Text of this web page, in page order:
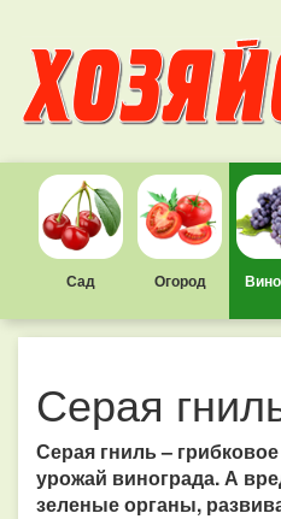
Сад Огород
Серая
Серая гниль –
урожай винограда. А
зеленые органы,